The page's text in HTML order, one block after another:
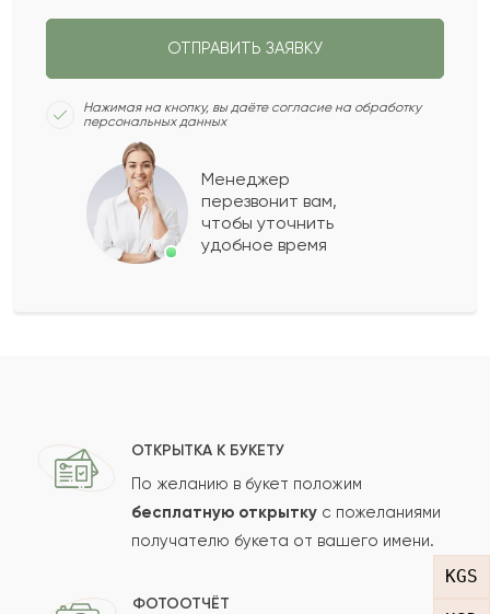
KGS
И Ирина
Красота и изысканность в одном будете.
Михаил
Прекрасный букет, вроде скромный и
неброский, но если приглядеться, очень
сделали его.
2021-04-05
Дархан
ОТПРАВИТЬ ЗАЯВКУ
Нажимая на кнопку, вы даёте согласие на обработку
персональных данных
Менеджер
перезвонит вам,
чтобы уточнить
удобное время
ОТКРЫТКА К БУКЕТУ
По желанию в букет положим
бесплатную открытку с пожеланиями
получателю букета от вашего имени.
ФОТООТЧЁТ